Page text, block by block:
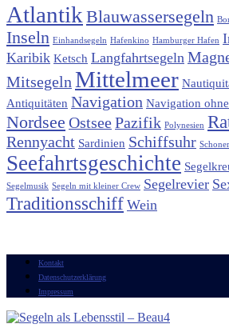
Atlantik Blauwassersegeln
Inseln Einhandsegeln Hafenkino Hamburger Hafen
Karibik Ketsch Langfahrtsegeln
Mitsegeln Mittelmeer
Antiquitäten Navigation Navigation
Nordsee OstseePazifik Polynesien
Rennyacht Sardinien Schiffsuhr Schoner
Seefahrtsgeschichte
Segelmusik Segeln mit kleiner Crew Segelrevier
Traditionsschiff Wein
Kontakt
Datenschutzerklärung
Impressum